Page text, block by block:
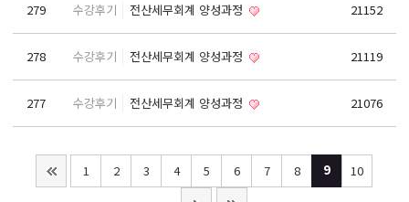
279 수강후기 전산세무회계 양성과정 21152
278 수강후기 전산세무회계 양성과정 21119
277 수강후기 전산세무회계 양성과정 21076
1 2 3 4 5 6 7 8 9 10
파이썬 프로그래밍을 활용한 빅데이터 향상과정
프로그래밍 자바(JAVA) / 파이썬(Python)
유튜브(Youtube)크리에이터(영상편집,프리미어)
유튜브(YouTube)크리에이터(영상편집,애프터이펙트)
취업센터
취업 PROCESS